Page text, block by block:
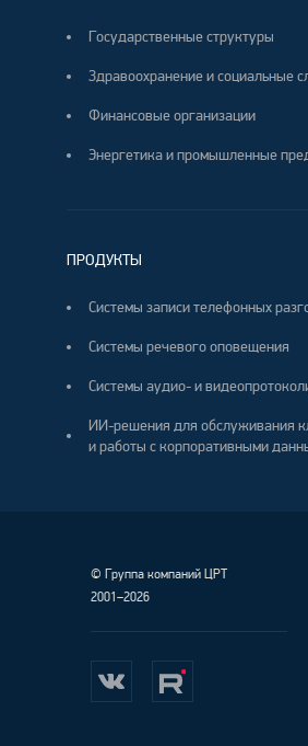
Государственные структуры
Здравоохранение и социальные
Финансовые организации
Энергетика и промышленные
ПРОДУКТЫ
Системы записи телефонных
Системы речевого оповещения
Системы аудио- и
ИИ-решения для обслуживания
и работы с корпоративными
© Группа компаний ЦРТ
2001–2026